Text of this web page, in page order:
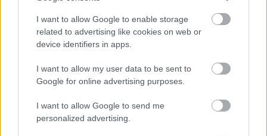
I want to allow Google to enable storage
related to advertising like cookies on web or
device identifiers in apps.
I want to allow my user data to be sent to
Google for online advertising purposes.
I want to allow Google to send me
personalized advertising.